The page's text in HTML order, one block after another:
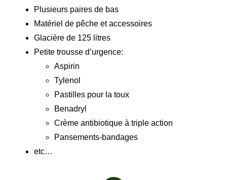
Plusieurs paires de bas
Matériel de pêche et accessoires
Glacière de 125 litres
Petite trousse d’urgence:
Aspirin
Tylenol
Pastilles pour la toux
Benadryl
Crème antibiotique à triple action
Pansements-bandages
etc…